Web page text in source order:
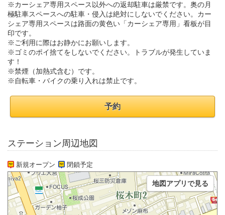
※カーシェア専用スペース以外への返却駐車は厳禁です。奥の月
極駐車スペースへの駐車・侵入は絶対にしないでください。カー
シェア専用スペースは路面の黄色い「カーシェア専用」看板が目
印です。
※ご利用に際はお静かにお願いします。
※ゴミのポイ捨てをしないでください。トラブルが発生していま
す！
※禁煙（加熱式含む）です。
※自転車・バイクの乗り入れは禁止です。
予約
ステーション周辺地図
新規オープン 閉鎖予定
地図アプリで見る